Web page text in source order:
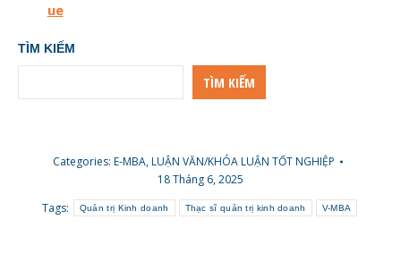
ue
TÌM KIẾM
TÌM KIẾM
Categories: E-MBA,LUẬN VĂN/KHÓA LUẬN TỐT NGHIỆP
18 Tháng 6, 2025
Tags:
Quản trị Kinh doanh Thạc sĩ quản trị kinh doanh V-MBA